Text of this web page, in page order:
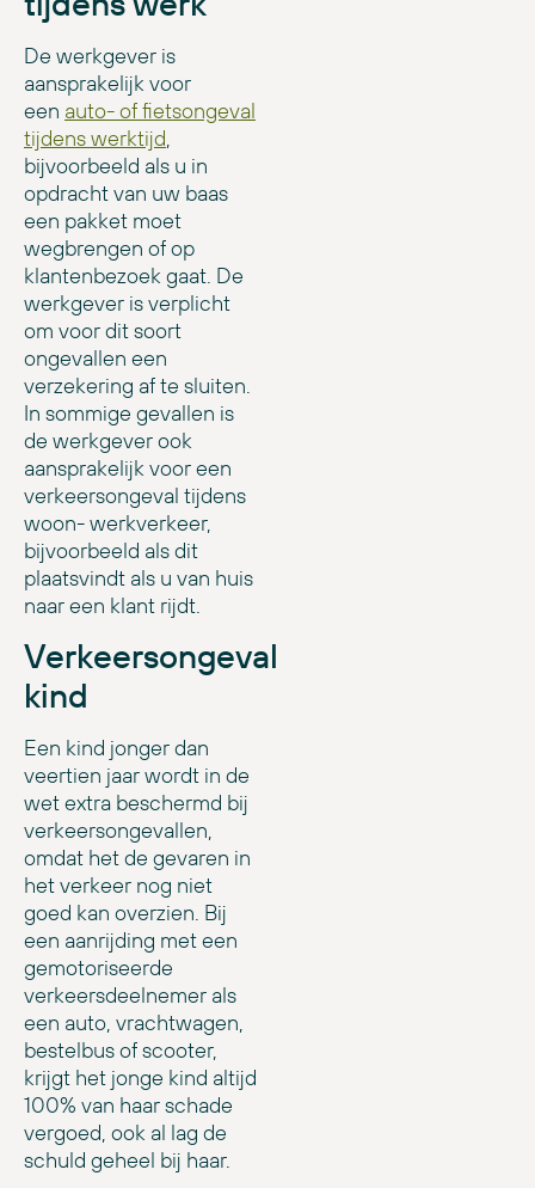
De werkgever is
aansprakelijk voor
een auto- of fietsongeval
tijdens werktijd,
bijvoorbeeld als u in
opdracht van uw baas
een pakket moet
wegbrengen of op
klantenbezoek gaat. De
werkgever is verplicht
om voor dit soort
ongevallen een
verzekering af te sluiten.
In sommige gevallen is
de werkgever ook
aansprakelijk voor een
verkeersongeval tijdens
woon- werkverkeer,
bijvoorbeeld als dit
plaatsvindt als u van huis
naar een klant rijdt.
Verkeersongeval
kind
Een kind jonger dan
veertien jaar wordt in de
wet extra beschermd bij
verkeersongevallen,
omdat het de gevaren in
het verkeer nog niet
goed kan overzien. Bij
een aanrijding met een
gemotoriseerde
verkeersdeelnemer als
een auto, vrachtwagen,
bestelbus of scooter,
krijgt het jonge kind altijd
100% van haar schade
vergoed, ook al lag de
schuld geheel bij haar.